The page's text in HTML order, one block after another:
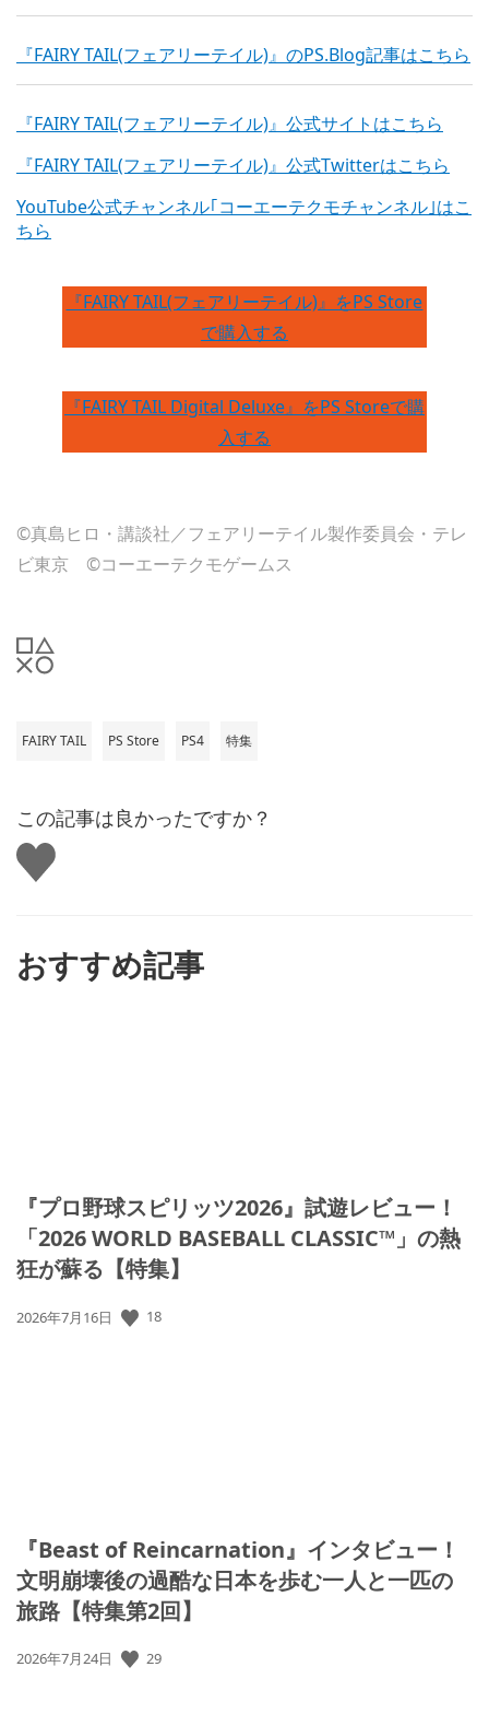
『FAIRY TAIL(フェアリーテイル)』のPS.Blog記事はこちら
『FAIRY TAIL(フェアリーテイル)』公式サイトはこちら
『FAIRY TAIL(フェアリーテイル)』公式Twitterはこちら
YouTube公式チャンネル｢コーエーテクモチャンネル｣はこ
ちら
『FAIRY TAIL(フェアリーテイル)』をPS Store
で購入する
『FAIRY TAIL Digital Deluxe』をPS Storeで購
入する
©真島ヒロ・講談社／フェアリーテイル製作委員会・テレ
ビ東京 ©コーエーテクモゲームス
FAIRY TAIL PS Store PS4 特集
この記事は良かったですか？
い
い
おすすめ記事
『プロ野球スピリッツ2026』試遊レビュー！
「2026 WORLD BASEBALL CLASSIC™」の熱
狂が蘇る【特集】
公
2026年7月16日 18
『Beast of Reincarnation』インタビュー！
文明崩壊後の過酷な日本を歩む一人と一匹の
旅路【特集第2回】
公
2026年7月24日 29